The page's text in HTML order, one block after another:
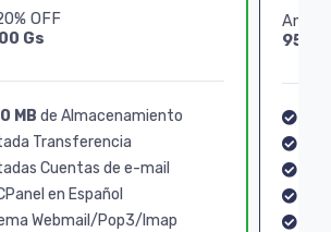
OFF
Gs
MB de Almacenamiento
Transferencia
Cuentas de e-mail
en Español
Webmail/Pop3/Imap
Anual